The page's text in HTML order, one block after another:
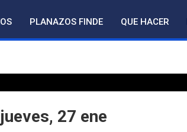
PLANAZOS FINDE QUE HACER
27 ene